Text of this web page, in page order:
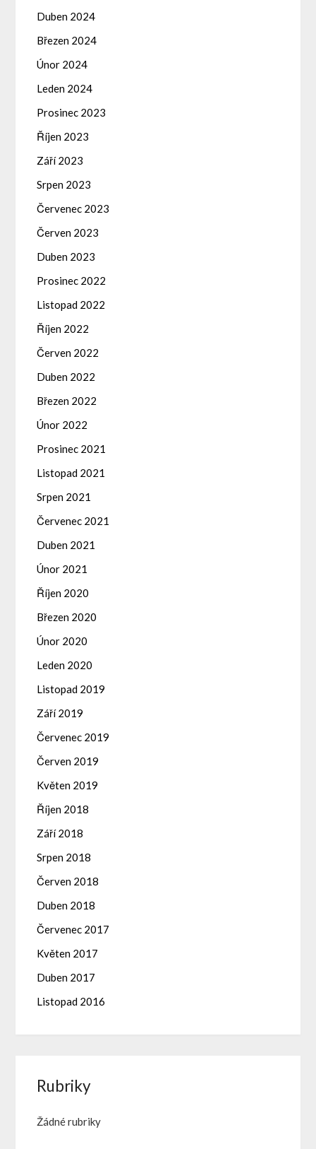
Duben 2024
Březen 2024
Únor 2024
Leden 2024
Prosinec 2023
Říjen 2023
Září 2023
Srpen 2023
Červenec 2023
Červen 2023
Duben 2023
Prosinec 2022
Listopad 2022
Říjen 2022
Červen 2022
Duben 2022
Březen 2022
Únor 2022
Prosinec 2021
Listopad 2021
Srpen 2021
Červenec 2021
Duben 2021
Únor 2021
Říjen 2020
Březen 2020
Únor 2020
Leden 2020
Listopad 2019
Září 2019
Červenec 2019
Červen 2019
Květen 2019
Říjen 2018
Září 2018
Srpen 2018
Červen 2018
Duben 2018
Červenec 2017
Květen 2017
Duben 2017
Listopad 2016
Rubriky
Žádné rubriky